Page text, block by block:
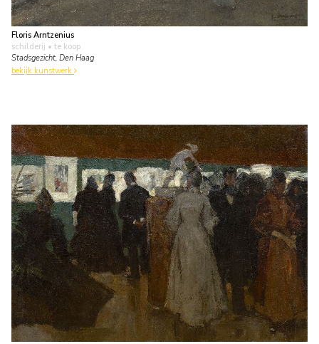
Floris Arntzenius
schilderij • te koop
Stadsgezicht, Den Haag
bekijk kunstwerk